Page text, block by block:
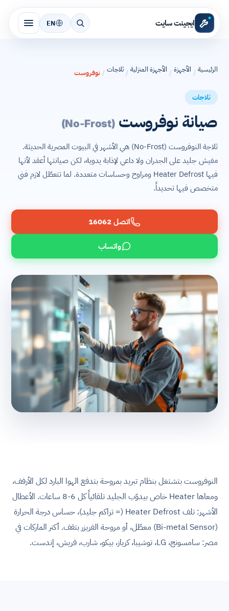
ايجينت سايت EN
الرئيسية / الأجهزة / الأجهزة المنزلية / ثلاجات / نوفروست
ثلاجات
صيانة نوفروست (No-Frost)
ثلاجة النوفروست (No-Frost) هي الأشهر في البيوت المصرية الحديثة.
مفيش جليد على الجدران ولا داعي لإذابة يدوية، لكن صيانتها أعقد لأنها
فيها Heater Defrost ومراوح وحساسات متعددة. لما تتعطّل لازم فني
متخصص فيها تحديداً.
اتصل 16062
واتساب
النوفروست بتشتغل بنظام تبريد بمروحة بتدفع الهوا البارد لكل الأرفف،
ومعاها Heater خاص بيدوّب الجليد تلقائياً كل 6-8 ساعات. الأعطال
الأشهر: تلف Heater Defrost (= تراكم جليد)، حساس درجة الحرارة
(Bi-metal Sensor) معطّل، أو مروحة الفريزر بتقف. أكتر الماركات في
مصر: سامسونج، LG، توشيبا، كرياز، بيكو، شارب، فريش، إندست.